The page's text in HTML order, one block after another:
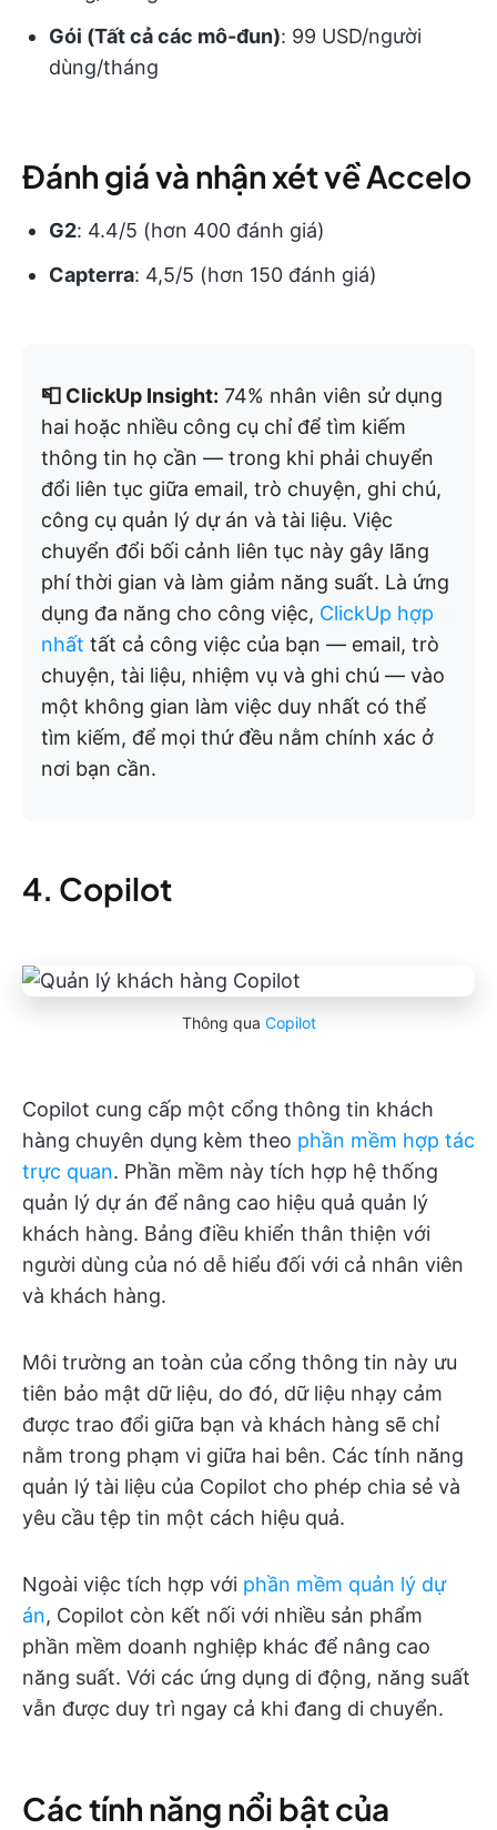
Gói (Tất cả các mô-đun): 99 USD/người
dùng/tháng
Đánh giá và nhận xét về Accelo
G2: 4.4/5 (hơn 400 đánh giá)
Capterra: 4,5/5 (hơn 150 đánh giá)
📮 ClickUp Insight: 74% nhân viên sử dụng
hai hoặc nhiều công cụ chỉ để tìm kiếm
thông tin họ cần — trong khi phải chuyển
đổi liên tục giữa email, trò chuyện, ghi chú,
công cụ quản lý dự án và tài liệu. Việc
chuyển đổi bối cảnh liên tục này gây lãng
phí thời gian và làm giảm năng suất. Là ứng
dụng đa năng cho công việc, ClickUp hợp
nhất tất cả công việc của bạn — email, trò
chuyện, tài liệu, nhiệm vụ và ghi chú — vào
một không gian làm việc duy nhất có thể
tìm kiếm, để mọi thứ đều nằm chính xác ở
nơi bạn cần.
4. Copilot
Thông qua Copilot
Copilot cung cấp một cổng thông tin khách
hàng chuyên dụng kèm theo phần mềm hợp tác
trực quan. Phần mềm này tích hợp hệ thống
quản lý dự án để nâng cao hiệu quả quản lý
khách hàng. Bảng điều khiển thân thiện với
người dùng của nó dễ hiểu đối với cả nhân viên
và khách hàng.
Môi trường an toàn của cổng thông tin này ưu
tiên bảo mật dữ liệu, do đó, dữ liệu nhạy cảm
được trao đổi giữa bạn và khách hàng sẽ chỉ
nằm trong phạm vi giữa hai bên. Các tính năng
quản lý tài liệu của Copilot cho phép chia sẻ và
yêu cầu tệp tin một cách hiệu quả.
Ngoài việc tích hợp với phần mềm quản lý dự
án, Copilot còn kết nối với nhiều sản phẩm
phần mềm doanh nghiệp khác để nâng cao
năng suất. Với các ứng dụng di động, năng suất
vẫn được duy trì ngay cả khi đang di chuyển.
Các tính năng nổi bật của